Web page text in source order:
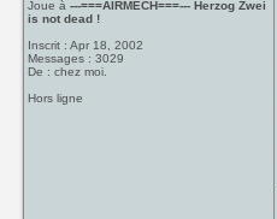
Joue à---===AIRMECH===--- Herzog Zwei
is not dead !
Inscrit : Apr 18, 2002
Messages : 3029
De : chez moi.
Hors ligne